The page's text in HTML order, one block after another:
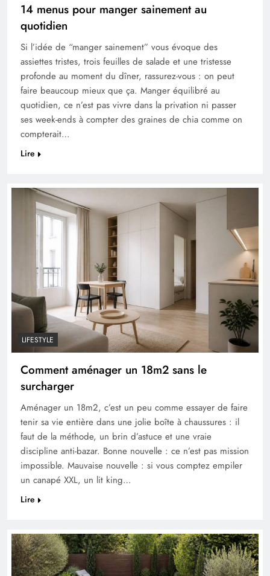
14 menus pour manger sainement au
quotidien
Si l’idée de “manger sainement” vous évoque des
assiettes tristes, trois feuilles de salade et une tristesse
profonde au moment du dîner, rassurez-vous : on peut
faire beaucoup mieux que ça. Manger équilibré au
quotidien, ce n’est pas vivre dans la privation ni passer
ses week-ends à compter des graines de chia comme on
compterait…
Lire
LIFESTYLE
Comment aménager un 18m2 sans le
surcharger
Aménager un 18m2, c’est un peu comme essayer de faire
tenir sa vie entière dans une jolie boîte à chaussures : il
faut de la méthode, un brin d’astuce et une vraie
discipline anti-bazar. Bonne nouvelle : ce n’est pas mission
impossible. Mauvaise nouvelle : si vous comptez empiler
un canapé XXL, un lit king…
Lire